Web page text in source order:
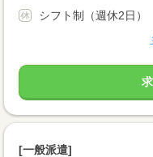
シフト制（週休2日）
[一般派遣]